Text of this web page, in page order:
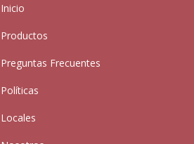
Inicio
Productos
Preguntas Frecuentes
Políticas
Locales